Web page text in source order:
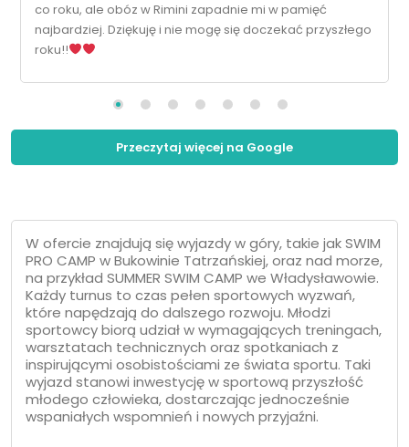
co roku, ale obóz w Rimini zapadnie mi w pamięć
najbardziej. Dziękuję i nie mogę się doczekać przyszłego
roku!!
Przeczytaj więcej na Google
W ofercie znajdują się wyjazdy w góry, takie jak SWIM
PRO CAMP w Bukowinie Tatrzańskiej, oraz nad morze,
na przykład SUMMER SWIM CAMP we Władysławowie.
Każdy turnus to czas pełen sportowych wyzwań,
które napędzają do dalszego rozwoju. Młodzi
sportowcy biorą udział w wymagających treningach,
warsztatach technicznych oraz spotkaniach z
inspirującymi osobistościami ze świata sportu. Taki
wyjazd stanowi inwestycję w sportową przyszłość
młodego człowieka, dostarczając jednocześnie
wspaniałych wspomnień i nowych przyjaźni.